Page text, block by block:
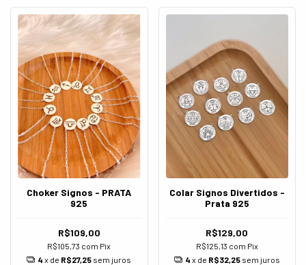
Choker Signos - PRATA
925
R$109,00
R$105,73 com Pix
4 x de R$27,25 sem juros
Colar Signos Divertidos -
Prata 925
R$129,00
R$125,13 com Pix
4 x de R$32,25 sem juros